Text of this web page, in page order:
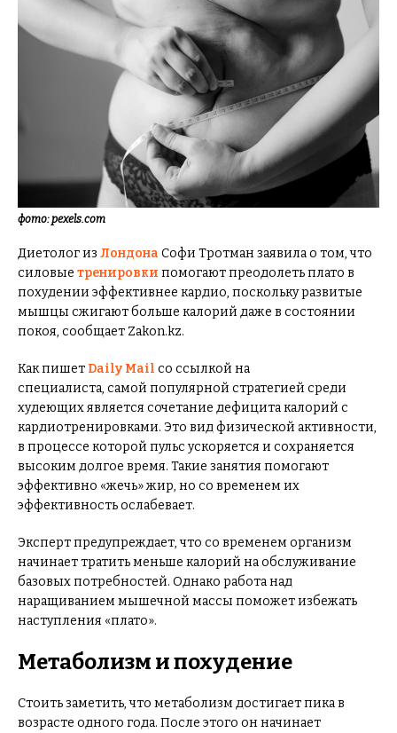
фото: pexels.com
Диетолог из Лондона Софи Тротман заявила о том, что
силовые тренировки помогают преодолеть плато в
похудении эффективнее кардио, поскольку развитые
мышцы сжигают больше калорий даже в состоянии
покоя, сообщает Zakon.kz.
Как пишет Daily Mail со ссылкой на
специалиста, самой популярной стратегией среди
худеющих является сочетание дефицита калорий с
кардиотренировками. Это вид физической активности,
в процессе которой пульс ускоряется и сохраняется
высоким долгое время. Такие занятия помогают
эффективно «жечь» жир, но со временем их
эффективность ослабевает.
Эксперт предупреждает, что со временем организм
начинает тратить меньше калорий на обслуживание
базовых потребностей. Однако работа над
наращиванием мышечной массы поможет избежать
наступления «плато».
Метаболизм и похудение
Стоить заметить, что метаболизм достигает пика в
возрасте одного года. После этого он начинает